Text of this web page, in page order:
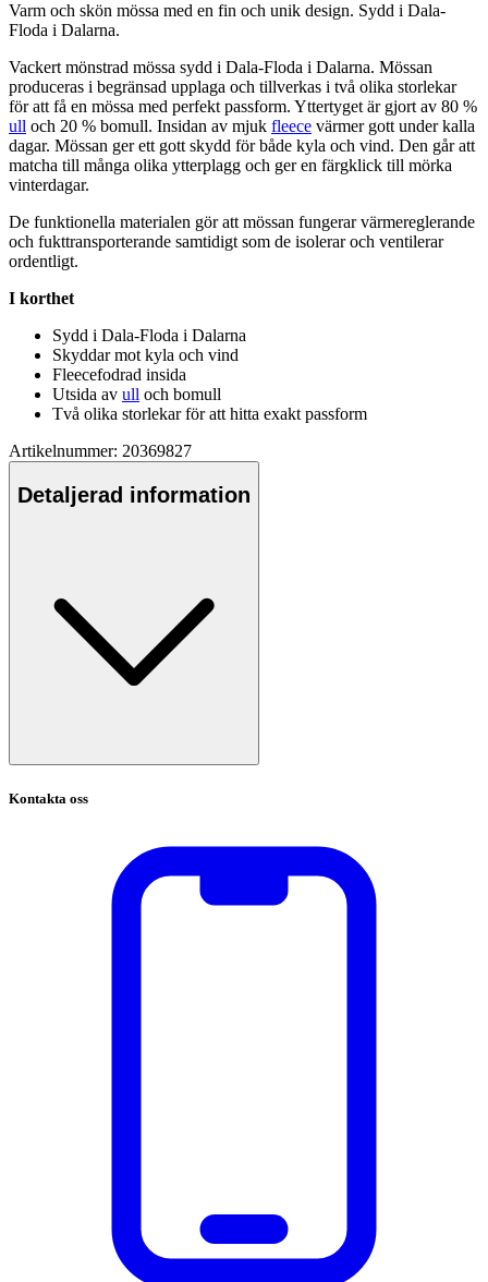
Varm och skön mössa med en fin och unik design. Sydd i Dala-
Floda i Dalarna.
Vackert mönstrad mössa sydd i Dala-Floda i Dalarna. Mössan
produceras i begränsad upplaga och tillverkas i två olika storlekar
för att få en mössa med perfekt passform. Yttertyget är gjort av 80 %
ull och 20 % bomull. Insidan av mjuk fleece värmer gott under kalla
dagar. Mössan ger ett gott skydd för både kyla och vind. Den går att
matcha till många olika ytterplagg och ger en färgklick till mörka
vinterdagar.
De funktionella materialen gör att mössan fungerar värmereglerande
och fukttransporterande samtidigt som de isolerar och ventilerar
ordentligt.
I korthet
Sydd i Dala-Floda i Dalarna
Skyddar mot kyla och vind
Fleecefodrad insida
Utsida av ull och bomull
Två olika storlekar för att hitta exakt passform
Artikelnummer: 20369827
Detaljerad information
Kontakta oss